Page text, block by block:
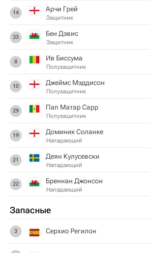
14 Арчи Грей
Защитник
33 Бен Дэвис
Защитник
8 Ив Биссума
Полузащитник
10 Джеймс Мэддисон
Полузащитник
29 Пап Матар Сарр
Полузащитник
19 Доминик Соланке
Нападающий
21 Деян Кулусевски
Нападающий
22 Бреннан Джонсон
Нападающий
Запасные
3 Серхио Регилон